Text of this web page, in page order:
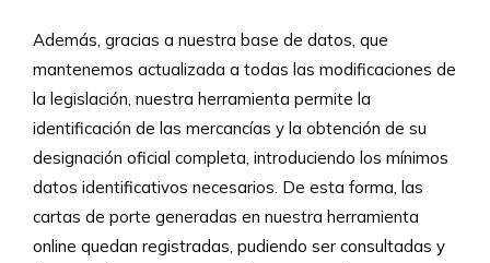
Además, gracias a nuestra base de datos, que
mantenemos actualizada a todas las modificaciones de
la legislación, nuestra herramienta permite la
identificación de las mercancías y la obtención de su
designación oficial completa, introduciendo los mínimos
datos identificativos necesarios. De esta forma, las
cartas de porte generadas en nuestra herramienta
online quedan registradas, pudiendo ser consultadas y